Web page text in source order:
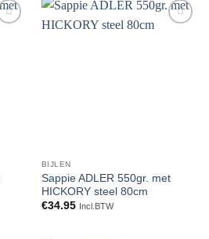
BIJLEN
Sappie ADLER 550gr. met
HICKORY steel 80cm
€34.95 Incl.BTW